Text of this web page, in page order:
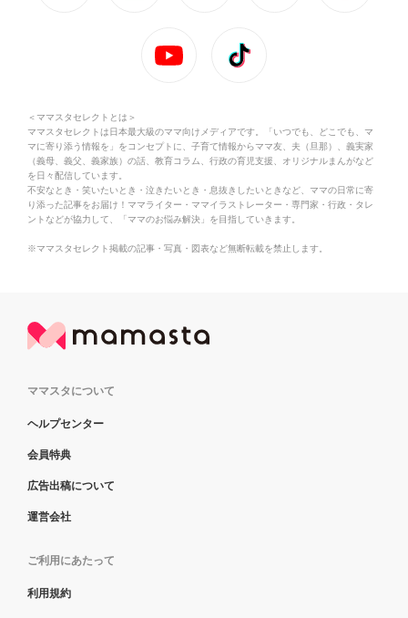
＜ママスタセレクトとは＞
ママスタセレクトは日本最大級のママ向けメディアです。「いつでも、どこでも、マ
マに寄り添う情報を」をコンセプトに、子育て情報からママ友、夫（旦那）、義実家
（義母、義父、義家族）の話、教育コラム、行政の育児支援、オリジナルまんがなど
を日々配信しています。
不安なとき・笑いたいとき・泣きたいとき・息抜きしたいときなど、ママの日常に寄
り添った記事をお届け！ママライター・ママイラストレーター・専門家・行政・タレ
ントなどが協力して、「ママのお悩み解決」を目指していきます。
※ママスタセレクト掲載の記事・写真・図表など無断転載を禁止します。
ママスタについて
ヘルプセンター
会員特典
広告出稿について
運営会社
ご利用にあたって
利用規約